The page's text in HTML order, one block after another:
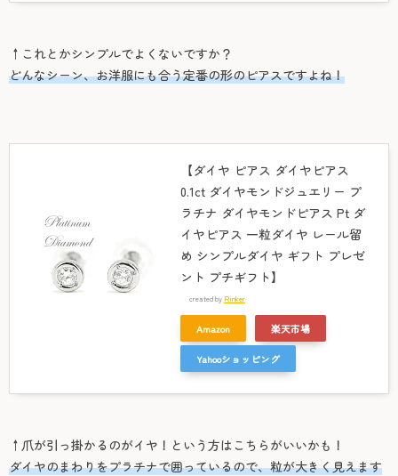
↑これとかシンプルでよくないですか？
どんなシーン、お洋服にも合う定番の形のピアスですよね！
【ダイヤ ピアス ダイヤピアス
0.1ct ダイヤモンドジュエリー プ
ラチナ ダイヤモンドピアス Pt ダ
イヤピアス 一粒ダイヤ レール留
め シンプルダイヤ ギフト プレゼ
ント プチギフト】
created by Rinker
Amazon 楽天市場
Yahooショッピング
↑爪が引っ掛かるのがイヤ！という方はこちらがいいかも！
ダイヤのまわりをプラチナで囲っているので、粒が大きく見えます